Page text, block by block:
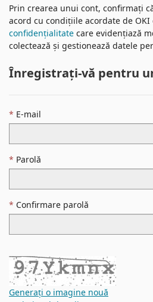
Prin crearea unui cont, confirmați
acord cu condițiile acordate de OKI
confidențialitate care evidențiază
colectează și gestionează datele
Înregistrați-vă pentru
E-mail
Parolă
Confirmare parolă
Generați o imagine nouă